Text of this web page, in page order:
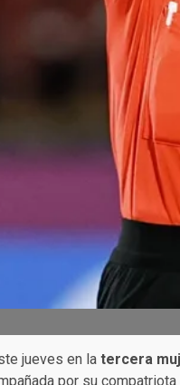
jueves en la tercera
por su compatriota